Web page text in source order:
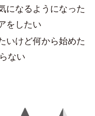
になるようになった
をしたい
いけど何から始めた
ない